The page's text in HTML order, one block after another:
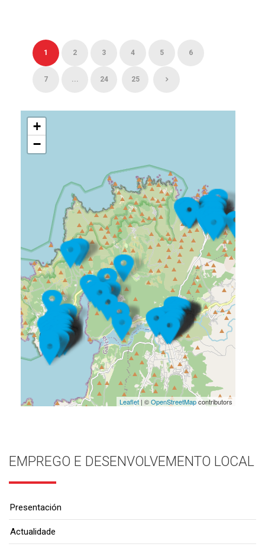
1 2 3 4 5 6
7 ... 24 25
+
−
Leaflet| ©OpenStreetMapcontributors
EMPREGO E DESENVOLVEMENTO LOCAL
Presentación
Actualidade